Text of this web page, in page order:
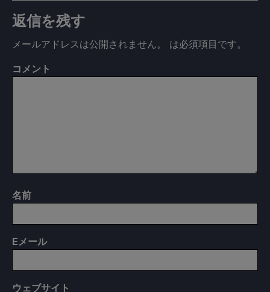
返信を残す
メールアドレスは公開されません。 は必須項目です。
コメント
名前
E メール
ウェブサイト